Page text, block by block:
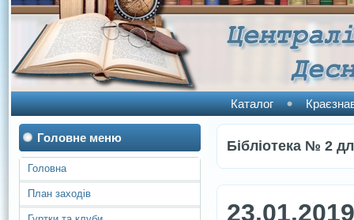
Каталог
Головне меню
Головна
План заходів
Бібліотека № 2
23.01.2019